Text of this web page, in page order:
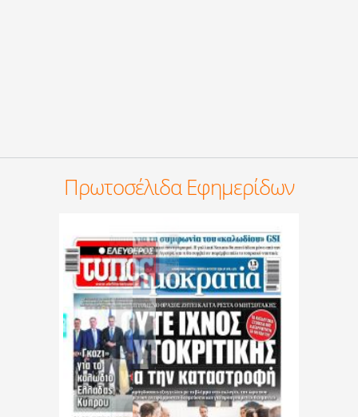
Πρωτοσέλιδα Εφημερίδων